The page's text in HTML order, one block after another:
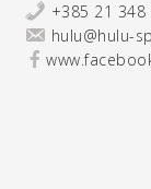
+385 21 348
hulu@hulu-